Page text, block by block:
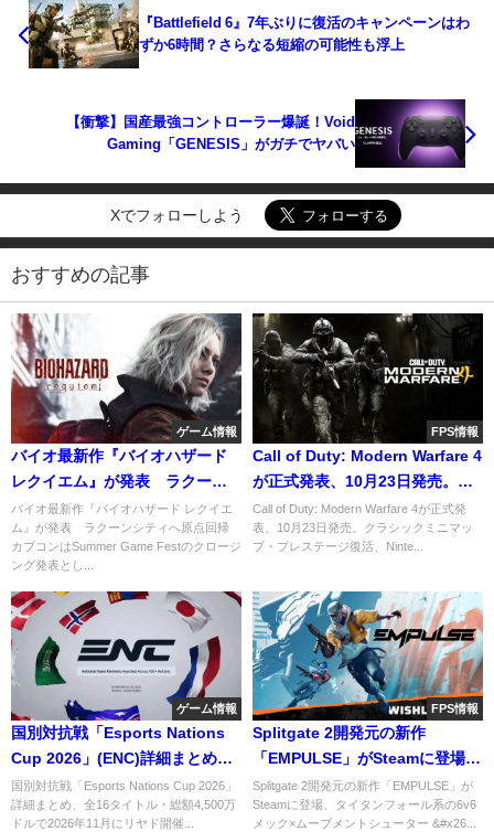
『Battlefield 6』7年ぶりに復活のキャンペーンはわ
ずか6時間？さらなる短縮の可能性も浮上
【衝撃】国産最強コントローラー爆誕！Void
Gaming「GENESIS」がガチでヤバい
Xでフォローしよう
おすすめの記事
ゲーム情報
バイオ最新作『バイオハザード
レクイエム』が発表 ラクーン
シティへ原点回帰
バイオ最新作『バイオハザード レクイエ
ム』が発表 ラクーンシティへ原点回帰
カプコンはSummer Game Festのクロージ
ング発表とし...
FPS情報
Call of Duty: Modern Warfare 4
が正式発表、10月23日発売。
Nintendo Switch 2にも対応
Call of Duty: Modern Warfare 4が正式発
表、10月23日発売。クラシックミニマッ
プ・プレステージ復活、Ninte...
ゲーム情報
国別対抗戦「Esports Nations
Cup 2026」(ENC)詳細まとめ、
全16タイトル・賞金総額4,500万
ドルで2026年11月にリヤド開催
国別対抗戦「Esports Nations Cup 2026」
詳細まとめ、全16タイトル・総額4,500万
ドルで2026年11月にリヤド開催...
FPS情報
Splitgate 2開発元の新作
「EMPULSE」がSteamに登場、
タイタンフォール系の6v6メック
×ムーブメントシューター
Splitgate 2開発元の新作「EMPULSE」が
Steamに登場、タイタンフォール系の6v6
メック×ムーブメントシューター &#x26...